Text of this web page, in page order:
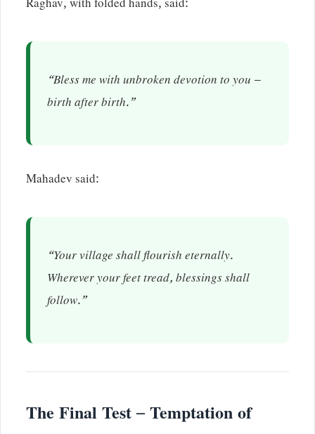
Raghav, with folded hands, said:
“Bless me with unbroken devotion to you –
birth after birth.”
Mahadev said:
“Your village shall flourish eternally.
Wherever your feet tread, blessings shall
follow.”
The Final Test – Temptation of